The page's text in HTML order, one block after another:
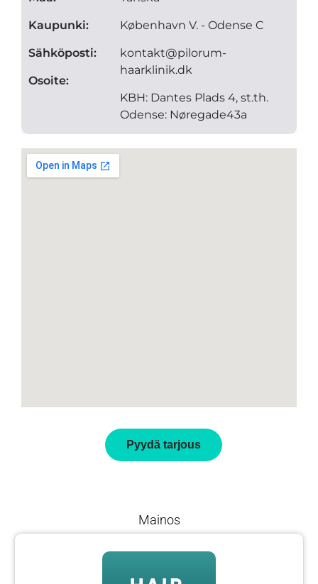
Kaupunki:
Sähköposti:
Osoite:
København V. - Odense C
kontakt@pilorum-
haarklinik.dk
KBH: Dantes Plads 4, st.th.
Odense: Nøregade43a
Pyydä tarjous
Mainos